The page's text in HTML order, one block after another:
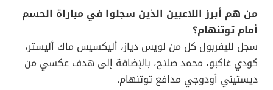
من هم أبرز اللاعبين الذين سجلوا في مباراة الحسم
أمام توتنهام؟
سجل لليفربول كل من لويس دياز، أليكسيس ماك أليستر،
كودي غاكبو، محمد صلاح، بالإضافة إلى هدف عكسي من
ديستيني أودوجي مدافع توتنهام.